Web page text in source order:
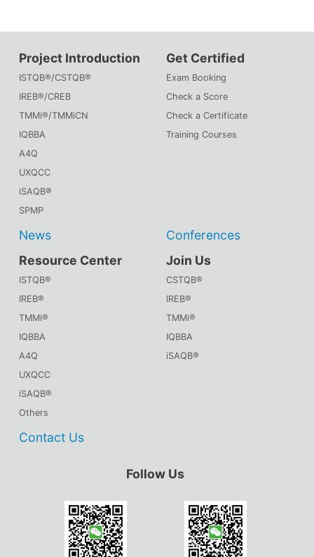
Project Introduction
ISTQB®/CSTQB®
IREB®/CREB
TMMi®/TMMiCN
IQBBA
A4Q
UXQCC
iSAQB®
SPMP
Get Certified
Exam Booking
Check a Score
Check a Certificate
Training Courses
News
Conferences
Resource Center
ISTQB®
IREB®
TMMi®
IQBBA
A4Q
UXQCC
iSAQB®
Others
Join Us
CSTQB®
IREB®
TMMi®
IQBBA
iSAQB®
Contact Us
Follow Us